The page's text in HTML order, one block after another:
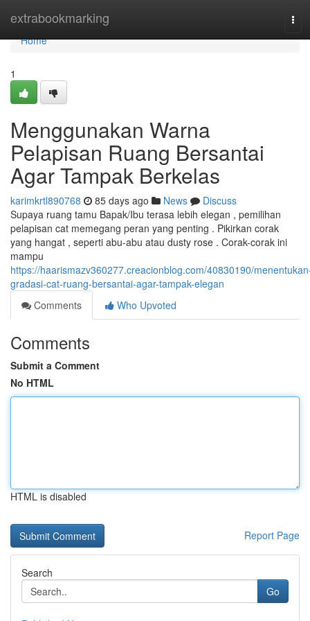
extrabookmarking
Home
Home
1
Menggunakan Warna
Pelapisan Ruang Bersantai
Agar Tampak Berkelas
karimkrtl890768 85 days ago News
Discuss
Supaya ruang tamu Bapak/Ibu terasa lebih elegan , pemilihan
pelapisan cat memegang peran yang penting . Pikirkan corak
yang hangat , seperti abu-abu atau dusty rose . Corak-corak ini
mampu
https://haarismazv360277.creacionblog.com/40830190/
gradasi-cat-ruang-bersantai-agar-tampak-elegan
Comments
Who Upvoted
Comments
Submit a Comment
No HTML
HTML is disabled
Report Page
Search
Go